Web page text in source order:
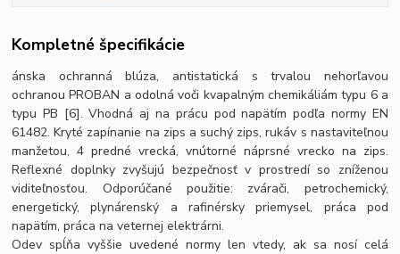
Kompletné špecifikácie
ánska ochranná blúza, antistatická s trvalou nehorľavou
ochranou PROBAN a odolná voči kvapalným chemikáliám typu 6 a
typu PB [6]. Vhodná aj na prácu pod napätím podľa normy EN
61482. Kryté zapínanie na zips a suchý zips, rukáv s nastaviteľnou
manžetou, 4 predné vrecká, vnútorné náprsné vrecko na zips.
Reflexné doplnky zvyšujú bezpečnosť v prostredí so zníženou
viditeľnosťou. Odporúčané použitie: zvárači, petrochemický,
energetický, plynárenský a rafinérsky priemysel, práca pod
napätím, práca na veternej elektrárni.
Odev spĺňa vyššie uvedené normy len vtedy, ak sa nosí celá